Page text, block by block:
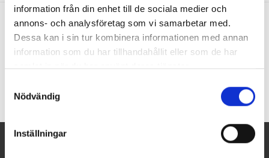
information från din enhet till de sociala medier och
annons- och analysföretag som vi samarbetar med.
Dessa kan i sin tur kombinera informationen med annan
information som du har tillhandahållit eller som de har
samlat in när du har använt deras tjänster.
Nödvändig
Inställningar
Bevent Rasch